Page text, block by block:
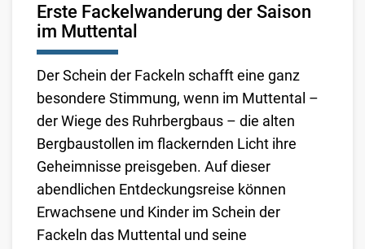
Erste Fackelwanderung der Saison
im Muttental
Der Schein der Fackeln schafft eine ganz
besondere Stimmung, wenn im Muttental –
der Wiege des Ruhrbergbaus – die alten
Bergbaustollen im flackernden Licht ihre
Geheimnisse preisgeben. Auf dieser
abendlichen Entdeckungsreise können
Erwachsene und Kinder im Schein der
Fackeln das Muttental und seine